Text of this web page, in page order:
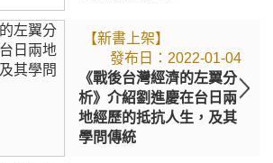
【新書上架】
2022-01-04
《戰後台灣經濟的左翼分
析》介紹劉進慶在台日兩
地經歷的抵抗人生，及其
學問傳統